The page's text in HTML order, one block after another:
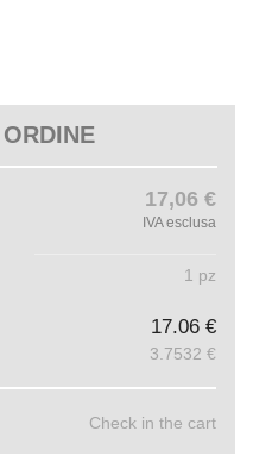
17,06 €
IVA esclusa
1 pz
17.06 €
3.7532 €
Check in the cart